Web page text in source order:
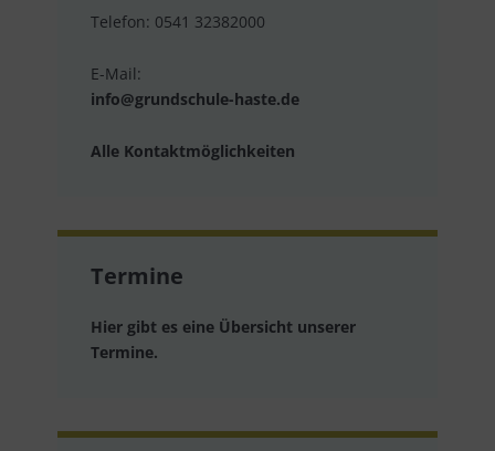
Telefon: 0541 32382000
E-Mail:
info@grundschule-haste.de
Alle Kontaktmöglichkeiten
Termine
Hier gibt es eine Übersicht unserer
Termine.